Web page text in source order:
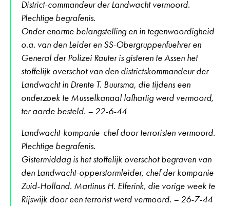
District-commandeur der Landwacht vermoord.
Plechtige begrafenis.
Onder enorme belangstelling en in tegenwoordigheid
o.a. van den Leider en SS-Obergruppenfuehrer en
General der Polizei Rauter is gisteren te Assen het
stoffelijk overschot van den districtskommandeur der
Landwacht in Drente T. Buursma, die tijdens een
onderzoek te Musselkanaal lafhartig werd vermoord,
ter aarde besteld. – 22-6-44
Landwacht-kompanie-chef door terroristen vermoord.
Plechtige begrafenis.
Gistermiddag is het stoffelijk overschot begraven van
den Landwacht-opperstormleider, chef der kompanie
Zuid-Holland. Martinus H. Elferink, die vorige week te
Rijswijk door een terrorist werd vermoord. – 26-7-44